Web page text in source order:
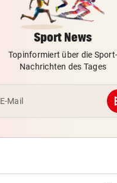
Sport News
Topinformiert über die
Nachrichten des Tages
E-Mail